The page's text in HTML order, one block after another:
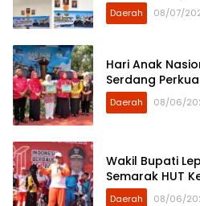
Daerah 08/07/
Hari Anak
Serdang
Daerah 08/06/
Wakil Bupati
Semarak HUT
Daerah 08/06/